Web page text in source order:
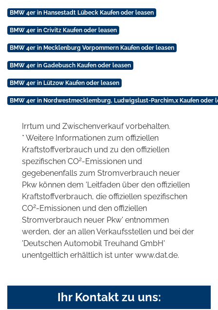
BMW 4er in Hansestadt Lübeck Kaufen oder leasen
BMW 4er in Crivitz Kaufen oder leasen
BMW 4er in Mecklenburg Vorpommern Kaufen oder leasen
BMW 4er in Gadebusch Kaufen oder leasen
BMW 4er in Lützow Kaufen oder leasen
BMW 4er in Nordwestmecklemburg, Ludwigslust-Parchim,x Kaufen oder
Irrtum und Zwischenverkauf vorbehalten.
* Weitere Informationen zum offiziellen
Kraftstoffverbrauch und zu den offiziellen
spezifischen CO2-Emissionen und
gegebenenfalls zum Stromverbrauch neuer
Pkw können dem 'Leitfaden über den offiziellen
Kraftstoffverbrauch, die offiziellen spezifischen
CO2-Emissionen und den offiziellen
Stromverbrauch neuer Pkw' entnommen
werden, der an allen Verkaufsstellen und bei der
'Deutschen Automobil Treuhand GmbH'
unentgeltlich erhältlich ist unter www.dat.de.
Ihr Kontakt zu uns: